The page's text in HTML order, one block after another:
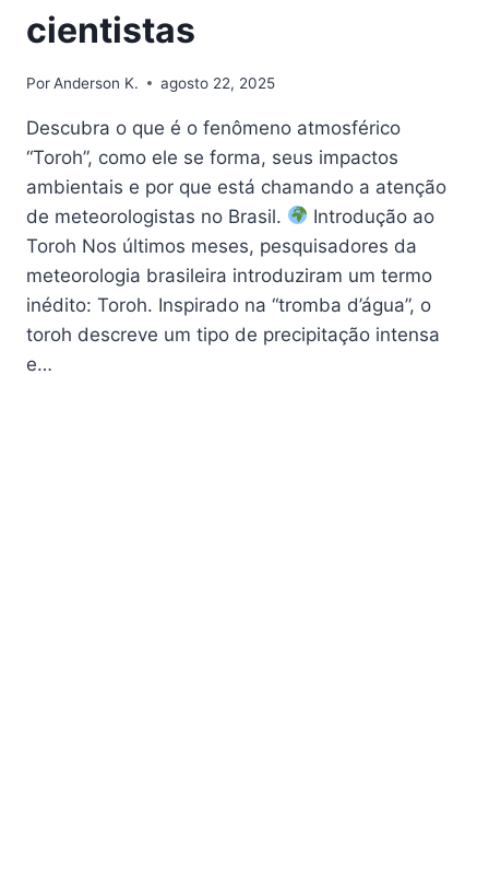
cientistas
PorAnderson K. agosto 22, 2025
Descubra o que é o fenômeno atmosférico
“Toroh”, como ele se forma, seus impactos
ambientais e por que está chamando a atenção
de meteorologistas no Brasil.
Introdução ao
Toroh Nos últimos meses, pesquisadores da
meteorologia brasileira introduziram um termo
inédito: Toroh. Inspirado na “tromba d’água”, o
toroh descreve um tipo de precipitação intensa
e…